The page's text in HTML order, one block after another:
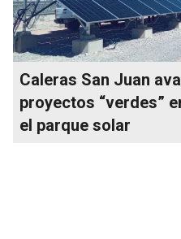
Caleras San Juan
proyectos “verdes”
el parque solar